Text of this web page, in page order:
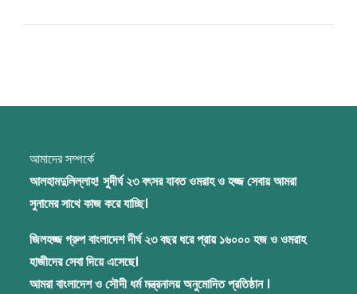
আমাদের সম্পর্কে
আলহামদুলিল্লাহ! সুদীর্ঘ ২৩ বৎসর যাবত ওমরাহ ও হজ্জ সেবায় আমরা
সুনামের সাথে কাজ করে যাচ্ছি।
জিলহজ্জ গ্রুপ বাংলাদেশ দীর্ঘ ২৩ বছর ধরে প্রায় ১৬০০০ হজ ও ওমরাহ
হাজীদের সেবা দিয়ে এসেছে।
আমরা বাংলাদেশ ও সৌদী ধর্ম মন্ত্রনালয় অনুমোদিত প্রতিষ্ঠান ।